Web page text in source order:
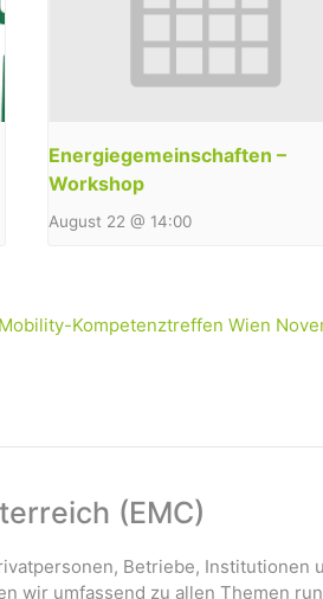
Energiegemeinschaften –
Workshop
August 22 @ 14:00
Kompetenztreffen Wien
(EMC)
Betriebe, Institutionen
wir umfassend zu allen Themen